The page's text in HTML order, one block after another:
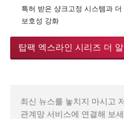
특허 받은 샹크고정 시스템과
보호성 강화
탑팩 엑스라인 시리즈 더
최신 뉴스를 놓치지 마시고
관계망 서비스에 연결해 보